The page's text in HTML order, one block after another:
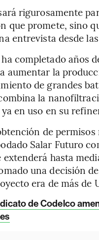
rigurosamente
que promete, sino
entrevista desde
completado años
aumentar la
de grandes
la
en uso en su
de
Salar Futuro
extenderá hasta
una decisión
era de más de
de Codelco